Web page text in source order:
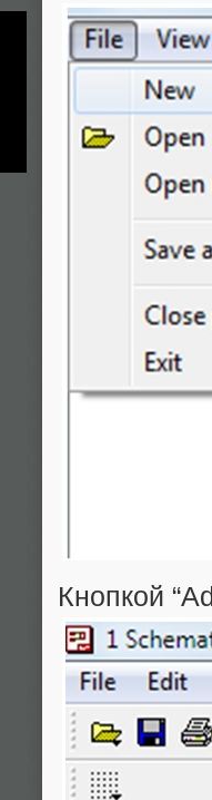
Кнопкой